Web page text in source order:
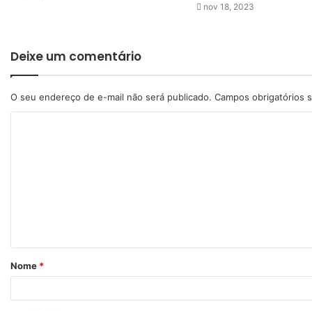
nov 18, 2023
Deixe um comentário
O seu endereço de e-mail não será publicado. Campos obrigatórios
Nome *